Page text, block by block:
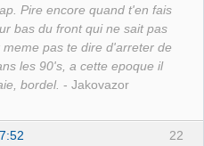
Pire encore quand t'en fais
bas du front qui ne sait pas
pas te dire d'arreter de
les 90's, a cette epoque il
bordel. - Jakovazor
22